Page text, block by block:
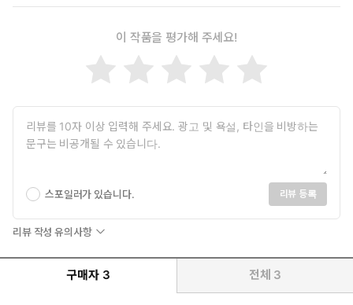
이 작품을 평가해 주세요!
스포일러가 있습니다. 리뷰 등록
리뷰 작성 유의사항
구매자 3 전체 3